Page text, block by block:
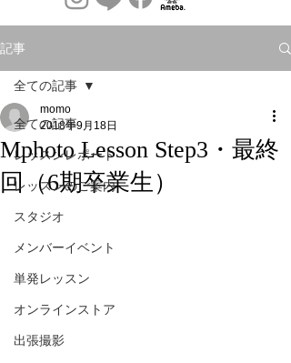
記事
全ての記事
レッスンレポート
レッスンのご案内
スタジオ
メンバーイベント
単発レッスン
オンラインストア
出張撮影
全ての記事
Mphoto Lesson Step3・最終
回（6期卒業生）
momo
2018年9月18日